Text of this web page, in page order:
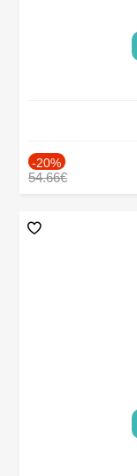
-20%
54.66€